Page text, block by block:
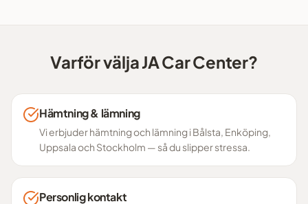
Varför välja JA Car Center?
Hämtning & lämning
Vi erbjuder hämtning och lämning i Bålsta, Enköping,
Uppsala och Stockholm — så du slipper stressa.
Personlig kontakt